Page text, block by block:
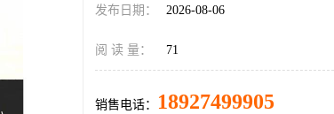
发布日期： 2026-08-06
阅 读 量： 71
销售电话： 18927499905